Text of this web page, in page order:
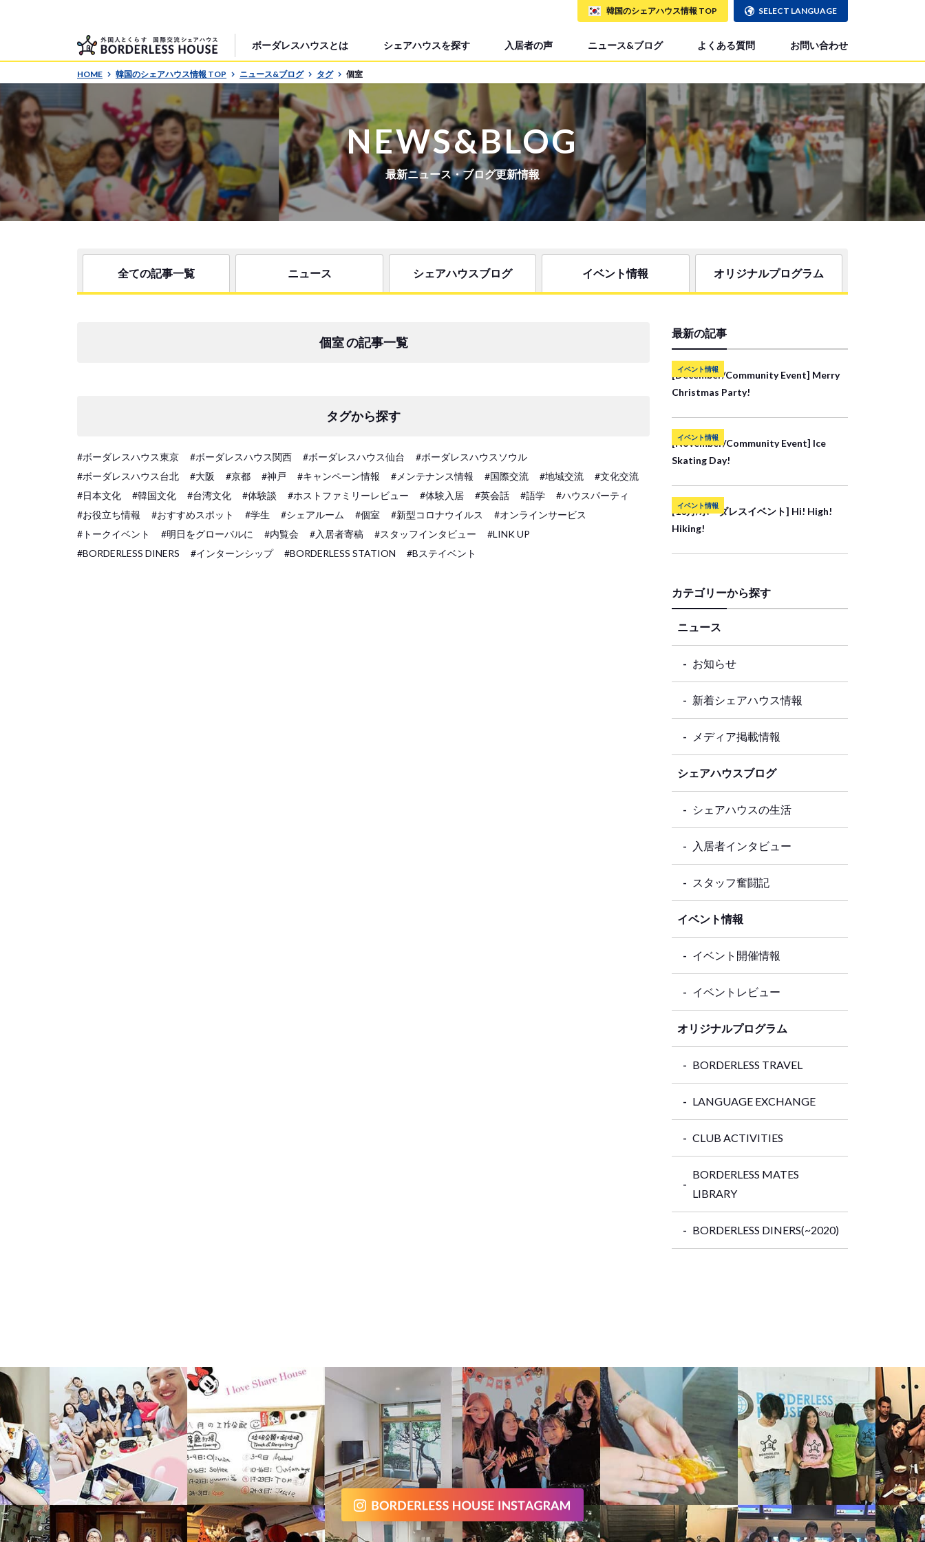
ボーダレスハウスとは シェアハウスを探す 入居者の声 ニュース&ブログ よくある質問 お問い合わせ
韓国のシェアハウス情報 TOP SELECT LANGUAGE
HOME 韓国のシェアハウス情報 TOP ニュース&ブログ タグ 個室
NEWS&BLOG
最新ニュース・ブログ更新情報
全ての記事一覧 ニュース シェアハウスブログ イベント情報 オリジナルプログラム
個室 の記事一覧
タグから探す
#ボーダレスハウス東京 #ボーダレスハウス関西 #ボーダレスハウス仙台
#ボーダレスハウスソウル
#ボーダレスハウス台北
#大阪 #京都 #神戸 #キャンペーン情報 #メンテナンス情報 #国際交流 #地域交流
#文化交流
#日本文化
#韓国文化 #台湾文化 #体験談 #ホストファミリーレビュー #体験入居 #英会話 #語学
#ハウスパーティ
#お役立ち情報
#おすすめスポット #学生 #シェアルーム #個室 #新型コロナウイルス
#オンラインサービス
#トークイベント
#明日をグローバルに #内覧会 #入居者寄稿 #スタッフインタビュー
#LINK UP
#BORDERLESS DINERS
#インターンシップ #BORDERLESS STATION #Bステイベント
最新の記事
イベント情報
[December/Community Event] Merry
Christmas Party!
イベント情報
[November/Community Event] Ice
Skating Day!
イベント情報
[10月/ボーダレスイベント] Hi! High!
Hiking!
カテゴリーから探す
ニュース
お知らせ
新着シェアハウス情報
メディア掲載情報
シェアハウスブログ
シェアハウスの生活
入居者インタビュー
スタッフ奮闘記
イベント情報
イベント開催情報
イベントレビュー
オリジナルプログラム
BORDERLESS TRAVEL
LANGUAGE EXCHANGE
CLUB ACTIVITIES
BORDERLESS MATES
LIBRARY
BORDERLESS DINERS(~2020)